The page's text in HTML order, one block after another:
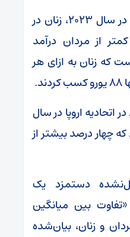
طبق گزارش یورواستات، در سال ۲۰۲۳، زنان در
۱۲ درصد کمتر از مردان درآمد
که زنان به ازای هر
اروپا در سال
درصد بود که چهار درصد بیشتر از
دستمزد یک
بین میانگین
و زنان، بیان‌شده